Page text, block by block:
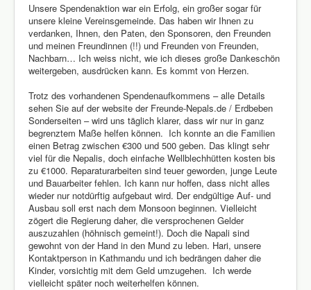
Unsere Spendenaktion war ein Erfolg, ein großer sogar für
unsere kleine Vereinsgemeinde. Das haben wir Ihnen zu
verdanken, Ihnen, den Paten, den Sponsoren, den Freunden
und meinen Freundinnen (!!) und Freunden von Freunden,
Nachbarn… Ich weiss nicht, wie ich dieses große Dankeschön
weitergeben, ausdrücken kann. Es kommt von Herzen.
Trotz des vorhandenen Spendenaufkommens – alle Details
sehen Sie auf der website der Freunde-Nepals.de / Erdbeben
Sonderseiten – wird uns täglich klarer, dass wir nur in ganz
begrenztem Maße helfen können. Ich konnte an die Familien
einen Betrag zwischen €300 und 500 geben. Das klingt sehr
viel für die Nepalis, doch einfache Wellblechhütten kosten bis
zu €1000. Reparaturarbeiten sind teuer geworden, junge Leute
und Bauarbeiter fehlen. Ich kann nur hoffen, dass nicht alles
wieder nur notdürftig aufgebaut wird. Der endgültige Auf- und
Ausbau soll erst nach dem Monsoon beginnen. Vielleicht
zögert die Regierung daher, die versprochenen Gelder
auszuzahlen (höhnisch gemeint!). Doch die Napali sind
gewohnt von der Hand in den Mund zu leben. Hari, unsere
Kontaktperson in Kathmandu und ich bedrängen daher die
Kinder, vorsichtig mit dem Geld umzugehen. Ich werde
vielleicht später noch weiterhelfen können.